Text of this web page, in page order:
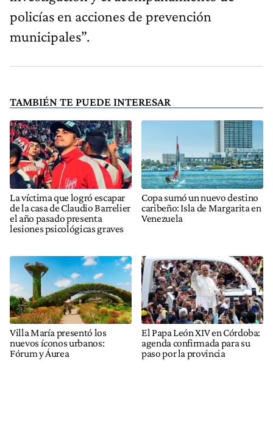
policías en acciones de prevención
municipales”.
TAMBIÉN TE PUEDE INTERESAR
La víctima que logró escapar
de la casa de Claudio Barrelier
el año pasado presenta
lesiones psicológicas graves
Copa sumó un nuevo destino
caribeño: Isla de Margarita en
Venezuela
Villa María presentó los
nuevos íconos urbanos:
Fórum y Áurea
El Papa León XIV en Córdoba:
agenda confirmada para su
paso por la provincia